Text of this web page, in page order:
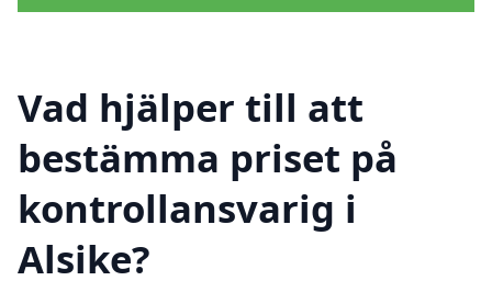
Vad hjälper till att
bestämma priset på
kontrollansvarig i
Alsike?